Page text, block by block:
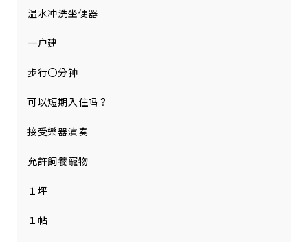
温水冲洗坐便器
一户建
步行〇分钟
可以短期入住吗？
接受樂器演奏
允許飼養寵物
１坪
１帖